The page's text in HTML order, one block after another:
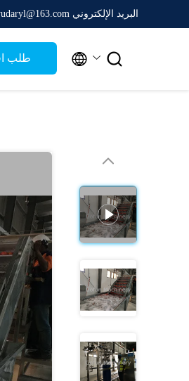
البريد الإلكتروني yudaryl@163.com
طلب  